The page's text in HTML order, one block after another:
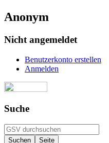
Anonym
Nicht angemeldet
Benutzerkonto erstellen
Anmelden
Suche